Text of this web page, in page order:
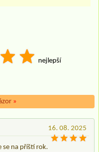
nejlepší
»
16. 08. 2025
se na příští rok.